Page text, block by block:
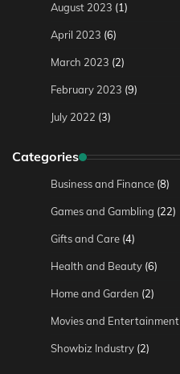
August 2023 (1)
April 2023 (6)
March 2023 (2)
February 2023 (9)
July 2022 (3)
Categories
Business and Finance (8)
Games and Gambling (22)
Gifts and Care (4)
Health and Beauty (6)
Home and Garden (2)
Movies and Entertainment
Showbiz Industry (2)